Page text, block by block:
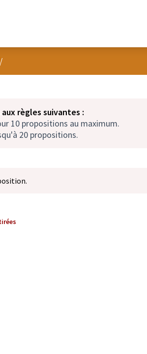
utilisateur
/
règles suivantes :
10 propositions au maximum.
20 propositions.